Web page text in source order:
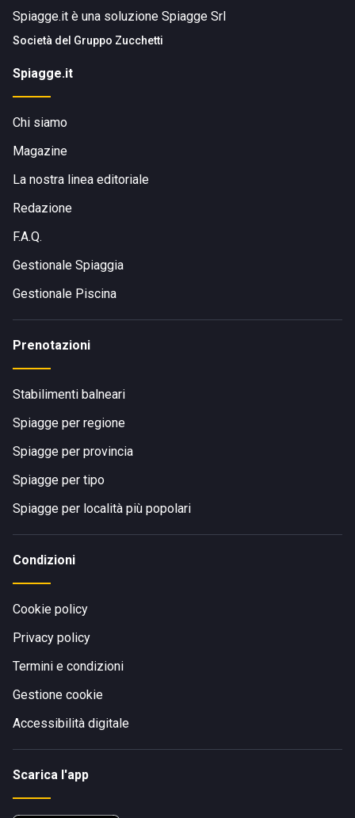
Spiagge.it è una soluzione Spiagge Srl
Società del Gruppo Zucchetti
Spiagge.it
Chi siamo
Magazine
La nostra linea editoriale
Redazione
F.A.Q.
Gestionale Spiaggia
Gestionale Piscina
Prenotazioni
Stabilimenti balneari
Spiagge per regione
Spiagge per provincia
Spiagge per tipo
Spiagge per località più popolari
Condizioni
Cookie policy
Privacy policy
Termini e condizioni
Gestione cookie
Accessibilità digitale
Scarica l'app